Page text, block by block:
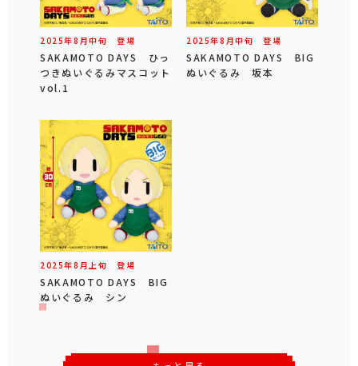
2025年8 月中旬 登場
SAKAMOTO DAYS ひっ
つきぬいぐるみマスコット
vol.1
2025年8 月中旬 登場
SAKAMOTO DAYS BIG
ぬいぐるみ 坂本
2025年8 月 上旬 登場
SAKAMOTO DAYS BIG
ぬいぐるみ シン